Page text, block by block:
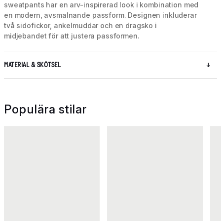
sweatpants har en arv-inspirerad look i kombination med
en modern, avsmalnande passform. Designen inkluderar
två sidofickor, ankelmuddar och en dragsko i
midjebandet för att justera passformen.
MATERIAL & SKÖTSEL
Populära stilar